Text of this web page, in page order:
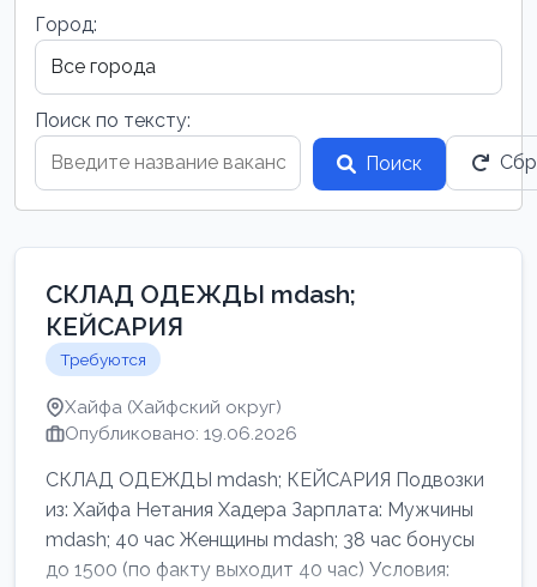
Город:
Поиск по тексту:
Поиск
СКЛАД ОДЕЖДЫ mdash;
КЕЙСАРИЯ
Требуются
Хайфа (Хайфский округ)
Опубликовано: 19.06.2026
СКЛАД ОДЕЖДЫ mdash; КЕЙСАРИЯ Подвозки
из: Хайфа Нетания Хадера Зарплата: Мужчины
mdash; 40 час Женщины mdash; 38 час бонусы
до 1500 (по факту выходит 40 час) Условия: